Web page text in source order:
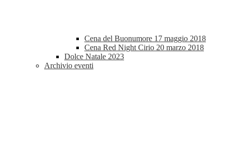
Cena del Buonumore 17 maggio 2018
Cena Red Night Cirio 20 marzo 2018
Dolce Natale 2023
Archivio eventi